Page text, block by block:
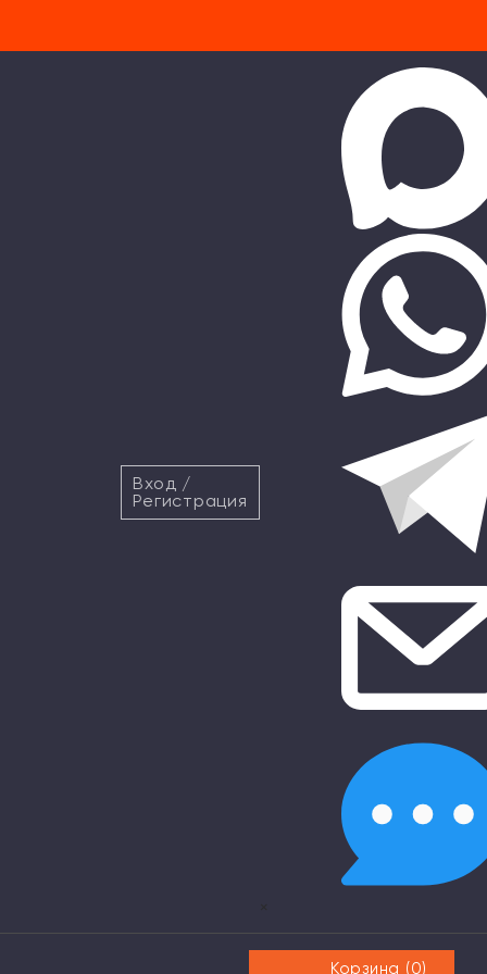
Вход /
Регистрация
×
Корзина (0)